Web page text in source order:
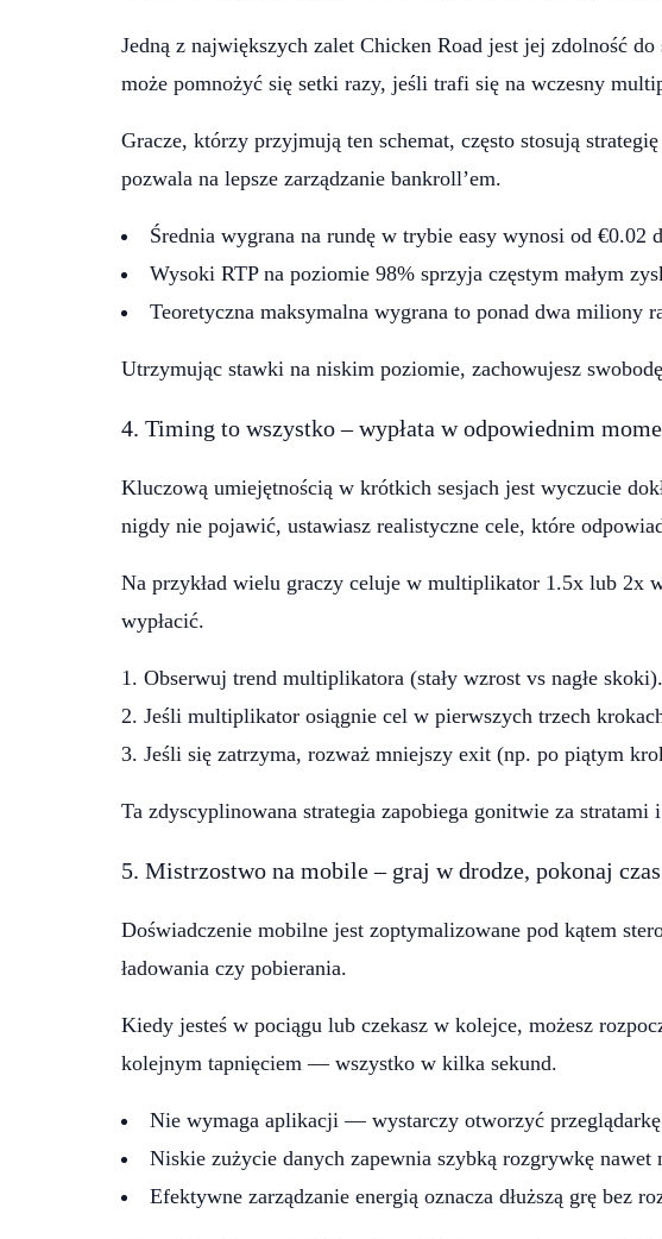
Jedną z największych zalet Chicken Road jest jej zdolność
może pomnożyć się setki razy, jeśli trafi się na wczesny
Gracze, którzy przyjmują ten schemat, często stosują
pozwala na lepsze zarządzanie bankroll’em.
Średnia wygrana na rundę w trybie easy wynosi od €0.02
Wysoki RTP na poziomie 98% sprzyja częstym małym
Teoretyczna maksymalna wygrana to ponad dwa miliony
Utrzymując stawki na niskim poziomie, zachowujesz
4. Timing to wszystko – wypłata w odpowiednim
Kluczową umiejętnością w krótkich sesjach jest wyczucie
nigdy nie pojawić, ustawiasz realistyczne cele, które
Na przykład wielu graczy celuje w multiplikator 1.5x lub 2x
wypłacić.
Obserwuj trend multiplikatora (stały wzrost vs nagłe skoki).
Jeśli multiplikator osiągnie cel w pierwszych trzech
Jeśli się zatrzyma, rozważ mniejszy exit (np. po piątym
Ta zdyscyplinowana strategia zapobiega gonitwie za
5. Mistrzostwo na mobile – graj w drodze, pokonaj czas
Doświadczenie mobilne jest zoptymalizowane pod kątem
ładowania czy pobierania.
Kiedy jesteś w pociągu lub czekasz w kolejce, możesz
kolejnym tapnięciem — wszystko w kilka sekund.
Nie wymaga aplikacji — wystarczy otworzyć
Niskie zużycie danych zapewnia szybką rozgrywkę nawet
Efektywne zarządzanie energią oznacza dłuższą grę bez